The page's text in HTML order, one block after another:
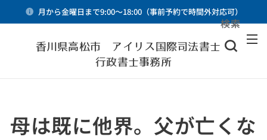
月から金曜日まで9:00～18:00（事前予約で時間外対応可）
香川県高松市 アイリス国際司法書士・
行政書士事務所
検索
母は既に他界。父が亡くな